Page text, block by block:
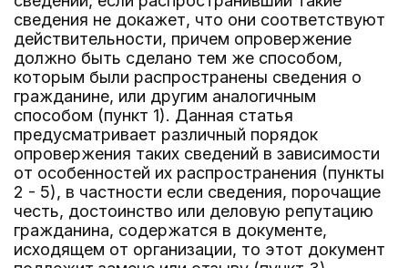
сведения не докажет, что они соответствуют
действительности, причем опровержение
должно быть сделано тем же способом,
которым были распространены сведения о
гражданине, или другим аналогичным
способом (пункт 1). Данная статья
предусматривает различный порядок
опровержения таких сведений в зависимости
от особенностей их распространения (пункты
2 - 5), в частности если сведения, порочащие
честь, достоинство или деловую репутацию
гражданина, содержатся в документе,
исходящем от организации, то этот документ